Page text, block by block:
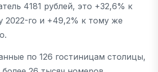
4181 рублей, это +32,6% к
2022-го и +49,2% к тому же
по 126 гостиницам столицы,